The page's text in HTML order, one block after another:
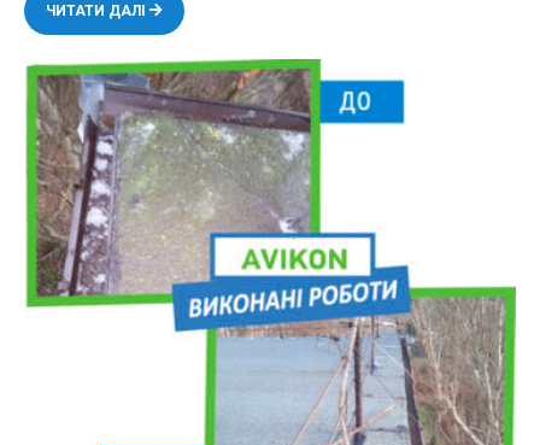
ЧИТАТИ ДАЛІ
ВИКОНАНІ
РОБОТИ
ПО
ЗАМІНІ
СТОЯКА
ХОЛОДНОГО
ВОДОПОСТАЧАННЯ